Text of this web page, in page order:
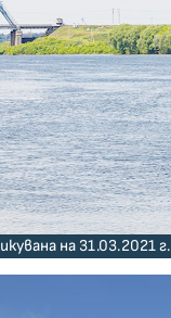
на 31.03.2021 г.